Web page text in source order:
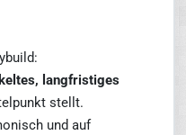
langfristiges
stellt.
und auf